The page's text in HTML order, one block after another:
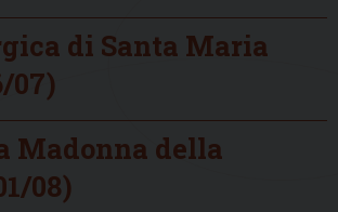
di Santa Maria
07)
Madonna della
08)